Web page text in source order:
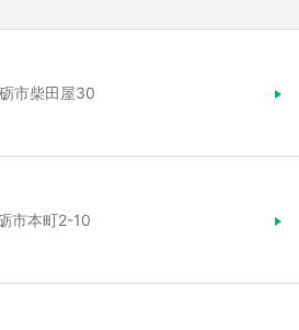
市柴田屋30
市本町2-10